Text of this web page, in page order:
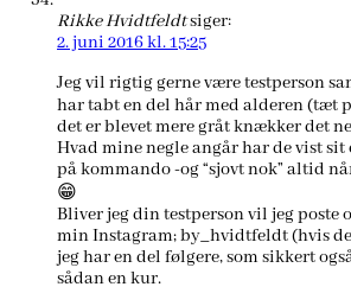
Rikke Hvidtfeldtsiger:
2. juni 2016 kl. 15:25
Jeg vil rigtig gerne være testperson
har tabt en del hår med alderen (tæt
det er blevet mere gråt knækker det
Hvad mine negle angår har de vist
på kommando -og “sjovt nok” altid
😁
Bliver jeg din testperson vil jeg poste
min Instagram; by_hvidtfeldt (hvis
jeg har en del følgere, som sikkert
sådan en kur.